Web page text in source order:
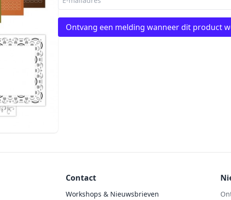
Ontvang een melding wanneer dit product
Contact
Workshops & Nieuwsbrieven